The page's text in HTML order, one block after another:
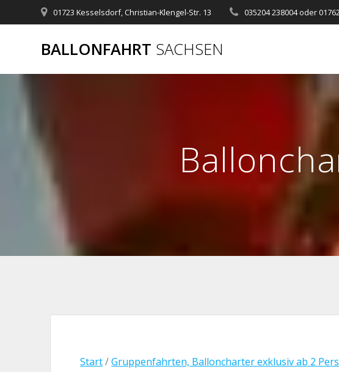
Inhalt
01723 Kesselsdorf, Christian-Klengel-Str. 13 035204 238004 oder
BALLONFAHRT SACHSEN
Start/Gruppenfahrten, Balloncharter exklusiv ab 2